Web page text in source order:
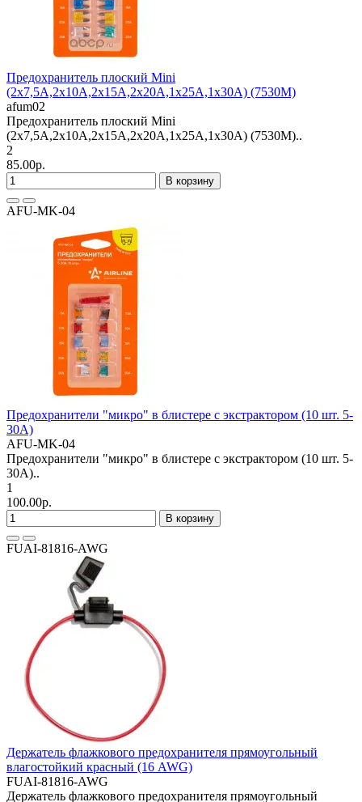
Предохранитель плоский Mini
(2х7,5А,2х10А,2х15А,2х20А,1х25А,1х30А) (7530М)
afum02
Предохранитель плоский Mini
(2х7,5А,2х10А,2х15А,2х20А,1х25А,1х30А) (7530М)..
2
85.00р.
В корзину
AFU-MK-04
Предохранители "микро" в блистере с экстрактором (10 шт. 5-
30А)
AFU-MK-04
Предохранители "микро" в блистере с экстрактором (10 шт. 5-
30А)..
1
100.00р.
В корзину
FUAI-81816-AWG
Держатель флажкового предохранителя прямоугольный
влагостойкий красный (16 AWG)
FUAI-81816-AWG
Держатель флажкового предохранителя прямоугольный